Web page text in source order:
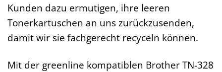
Kunden dazu ermutigen, ihre leeren
Tonerkartuschen an uns zurückzusenden,
damit wir sie fachgerecht recyceln können.
Mit der greenline kompatiblen Brother TN-328